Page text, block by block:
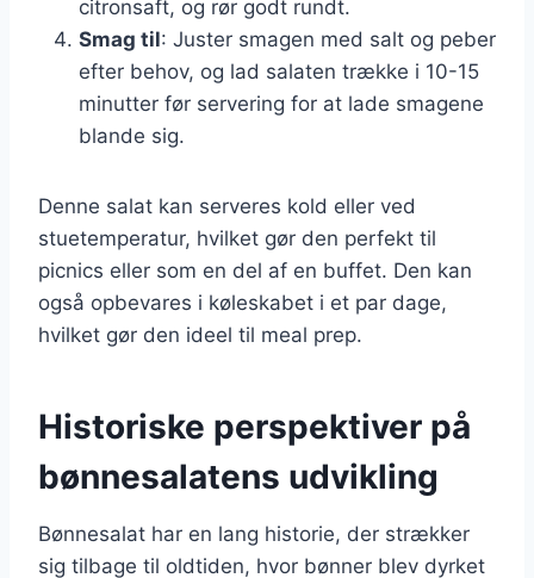
citronsaft, og rør godt rundt.
Smag til: Juster smagen med salt og peber
efter behov, og lad salaten trække i 10-15
minutter før servering for at lade smagene
blande sig.
Denne salat kan serveres kold eller ved
stuetemperatur, hvilket gør den perfekt til
picnics eller som en del af en buffet. Den kan
også opbevares i køleskabet i et par dage,
hvilket gør den ideel til meal prep.
Historiske perspektiver på
bønnesalatens udvikling
Bønnesalat har en lang historie, der strækker
sig tilbage til oldtiden, hvor bønner blev dyrket